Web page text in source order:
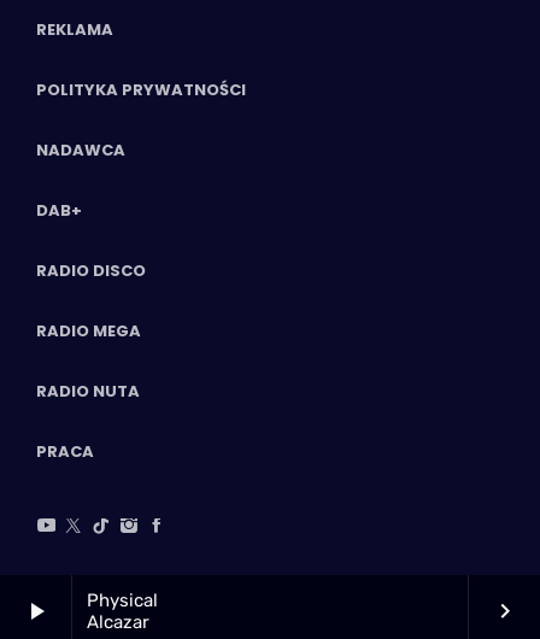
play_arrow
Physical
Alcazar
keyboard_arrow_right
REKLAMA
POLITYKA PRYWATNOŚCI
NADAWCA
DAB+
RADIO DISCO
RADIO MEGA
RADIO NUTA
PRACA